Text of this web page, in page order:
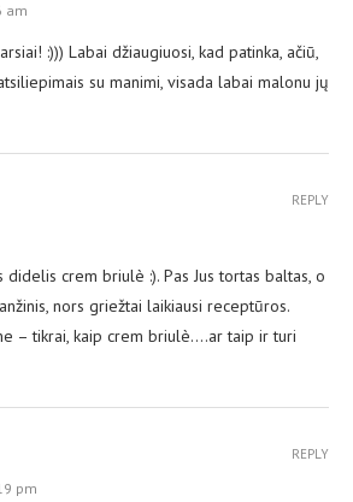
am
:))) Labai džiaugiuosi, kad patinka, ačiū,
su manimi, visada labai malonu jų
crem briulè :). Pas Jus tortas baltas, o
nors griežtai laikiausi receptūros.
– tikrai, kaip crem briulè….ar taip ir turi
REPLY
pm
REPLY